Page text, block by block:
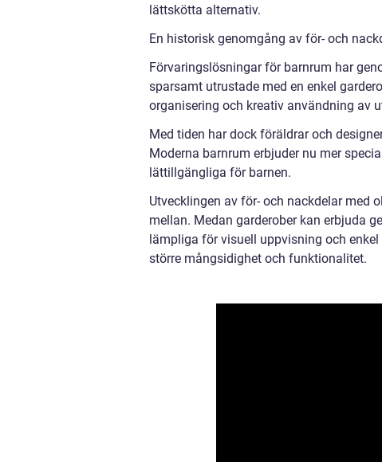
lättskötta alternativ.
En historisk genomgång av för- och
Förvaringslösningar för barnrum har
sparsamt utrustade med en enkel
organisering och kreativ användning av
Med tiden har dock föräldrar och
Moderna barnrum erbjuder nu mer
lättillgängliga för barnen.
Utvecklingen av för- och nackdelar med
mellan. Medan garderober kan erbjuda
lämpliga för visuell uppvisning och
större mångsidighet och funktionalitet.